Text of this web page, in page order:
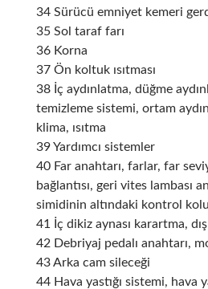
34 Sürücü emniyet kemeri
35 Sol taraf farı
36 Korna
37 Ön koltuk ısıtması
38 İç aydınlatma, düğme
temizleme sistemi, ortam
klima, ısıtma
39 Yardımcı sistemler
40 Far anahtarı, farlar, far
bağlantısı, geri vites lambası
simidinin altındaki kontrol kolu
41 İç dikiz aynası karartma,
42 Debriyaj pedalı anahtarı,
43 Arka cam sileceği
44 Hava yastığı sistemi, hava